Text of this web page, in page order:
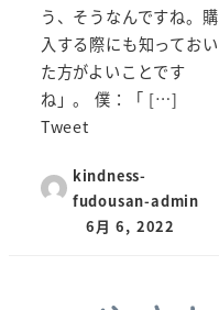
う、そうなんですね。購
入する際にも知っておい
た方がよいことです
ね」。 僕：「 […]
Tweet
kindness-
fudousan-admin
6月 6, 2022